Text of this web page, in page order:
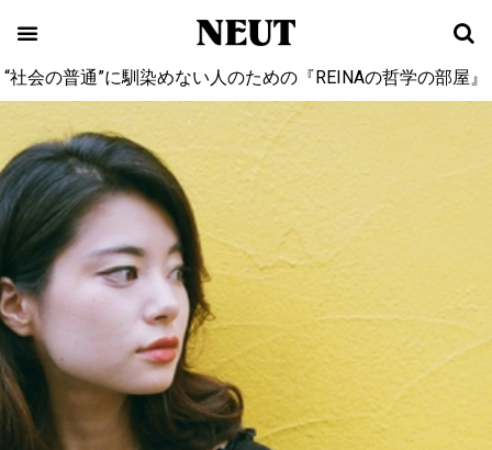
“社会の普通”に馴染めない人のための『REINAの哲学の部屋』